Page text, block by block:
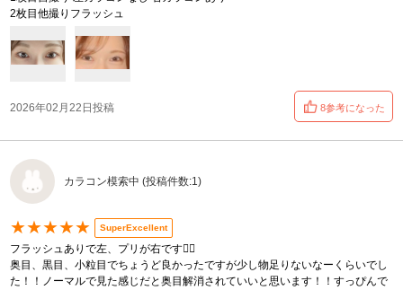
2枚目他撮りフラッシュ
2026年02月22日投稿 8参考になった
カラコン模索中 (投稿件数:1)
★★★★★ SuperExcellent
フラッシュありで左、プリが右です👌🏿
奥目、黒目、小粒目でちょうど良かったですが少し物足りないなーくらいでし
た！！ノーマルで見た感じだと奥目解消されていいと思います！！すっぴんで